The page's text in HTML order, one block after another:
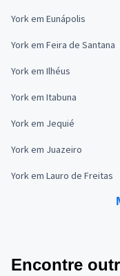
York em Eunápolis
York em Feira de Santana
York em Ilhéus
York em Itabuna
York em Jequié
York em Juazeiro
York em Lauro de Freitas
Encontre